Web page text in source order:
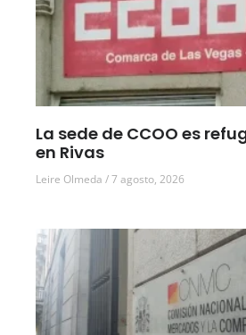
La sede de CCOO es
en Rivas
Leire Olmeda 7 agosto, 2026